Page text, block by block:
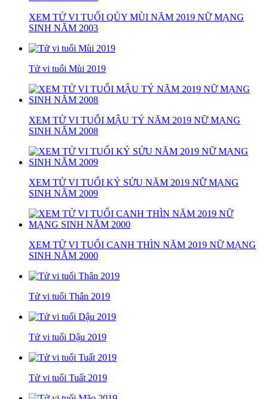
XEM TỬ VI TUỔI QÚY MÙI NĂM 2019 NỮ MẠNG
SINH NĂM 2003
Tử vi tuổi Mùi 2019
XEM TỬ VI TUỔI MẬU TÝ NĂM 2019 NỮ MẠNG
SINH NĂM 2008
XEM TỬ VI TUỔI KỶ SỬU NĂM 2019 NỮ MẠNG
SINH NĂM 2009
XEM TỬ VI TUỔI CANH THÌN NĂM 2019 NỮ MẠNG
SINH NĂM 2000
Tử vi tuổi Thân 2019
Tử vi tuổi Dậu 2019
Tử vi tuổi Tuất 2019